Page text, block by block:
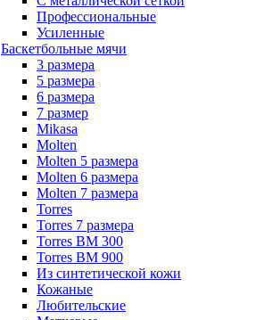
Профессиональные
Усиленные
Баскетбольные мячи
3 размера
5 размера
6 размера
7 размер
Mikasa
Molten
Molten 5 размера
Molten 6 размера
Molten 7 размера
Torres
Torres 7 размера
Torres BM 300
Torres BM 900
Из синтетической кожи
Кожаные
Любительские